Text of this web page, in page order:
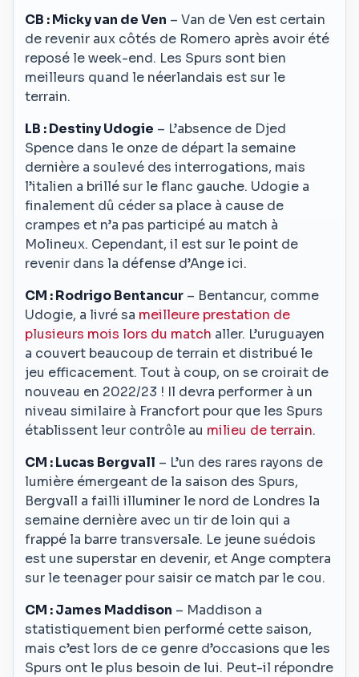
CB : Micky van de Ven – Van de Ven est certain
de revenir aux côtés de Romero après avoir été
reposé le week-end. Les Spurs sont bien
meilleurs quand le néerlandais est sur le
terrain.
LB : Destiny Udogie – L’absence de Djed
Spence dans le onze de départ la semaine
dernière a soulevé des interrogations, mais
l’italien a brillé sur le flanc gauche. Udogie a
finalement dû céder sa place à cause de
crampes et n’a pas participé au match à
Molineux. Cependant, il est sur le point de
revenir dans la défense d’Ange ici.
CM : Rodrigo Bentancur – Bentancur, comme
Udogie, a livré sa meilleure prestation de
plusieurs mois lors du match aller. L’uruguayen
a couvert beaucoup de terrain et distribué le
jeu efficacement. Tout à coup, on se croirait de
nouveau en 2022/23 ! Il devra performer à un
niveau similaire à Francfort pour que les Spurs
établissent leur contrôle au milieu de terrain.
CM : Lucas Bergvall – L’un des rares rayons de
lumière émergeant de la saison des Spurs,
Bergvall a failli illuminer le nord de Londres la
semaine dernière avec un tir de loin qui a
frappé la barre transversale. Le jeune suédois
est une superstar en devenir, et Ange comptera
sur le teenager pour saisir ce match par le cou.
CM : James Maddison – Maddison a
statistiquement bien performé cette saison,
mais c’est lors de ce genre d’occasions que les
Spurs ont le plus besoin de lui. Peut-il répondre